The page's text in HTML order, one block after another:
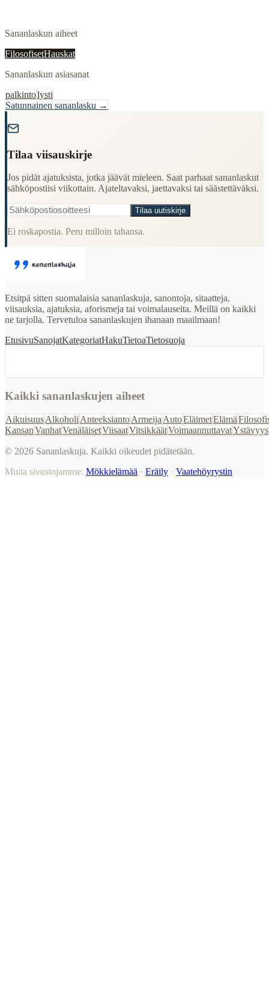
Sananlaskun aiheet
FilosofisetHauskat
Sananlaskun asiasanat
palkintolysti
Satunnainen sananlasku →
Tilaa viisauskirje
Jos pidät ajatuksista, jotka jäävät mieleen. Saat parhaat sananlaskut
sähköpostiisi viikottain. Ajateltavaksi, jaettavaksi tai säästettäväksi.
Tilaa uutiskirje
Ei roskapostia. Peru milloin tahansa.
Etsitpä sitten suomalaisia sananlaskuja, sanontoja, sitaatteja,
viisauksia, ajatuksia, aforismeja tai voimalauseita. Meillä on kaikki
ne tarjolla. Tervetuloa sananlaskujen ihanaan maailmaan!
EtusivuSanojatKategoriatHakuTietoaTietosuoja
Kaikki sananlaskujen aiheet
AikuisuusAlkoholi AnteeksiantoArmeija AutoEläimetElämä
KansanVanhatVenäläisetViisaatVitsikkäätVoimaannuttavatYstävyys
© 2026 Sananlaskuja. Kaikki oikeudet pidätetään.
Muita sivustojamme: Mökkielämää · Eräily · Vaatehöyrystin